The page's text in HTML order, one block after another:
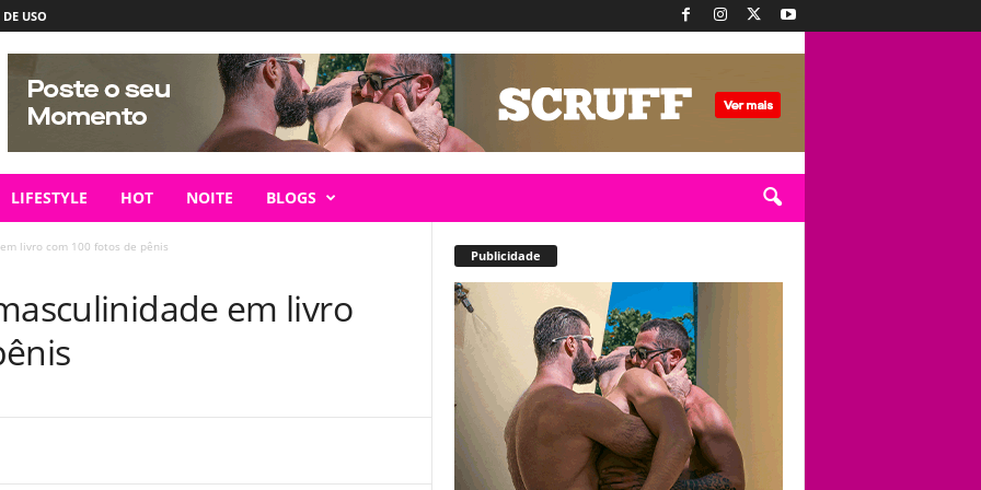
USO
LIFESTYLE HOT NOITE BLOGS
livro com 100 fotos de pênis
em livro
Publicidade